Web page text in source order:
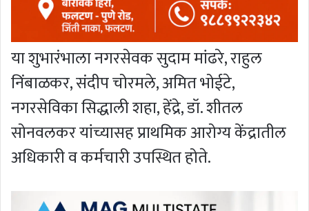
या शुभारंभाला नगरसेवक सुदाम मांढरे, राहुल
निंबाळकर, संदीप चोरमले, अमित भोईटे,
नगरसेविका सिद्धाली शहा, हेंद्रे, डॉ. शीतल
सोनवलकर यांच्यासह प्राथमिक आरोग्य केंद्रातील
अधिकारी व कर्मचारी उपस्थित होते.